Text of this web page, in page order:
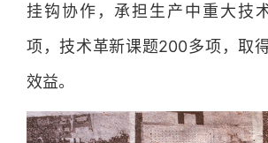
挂钩协作，承担生产中重大技
项，技术革新课题200多项，取
效益。